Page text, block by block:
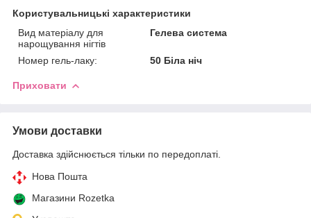
Користувальницькі характеристики
Вид матеріалу для
нарощування нігтів
Гелева система
Номер гель-лаку: 50 Біла ніч
Приховати
Умови доставки
Доставка здійснюється тільки по передоплаті.
Нова Пошта
Магазини Rozetka